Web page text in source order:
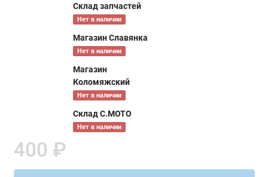
Склад запчастей
Нет в наличии
Магазин Славянка
Нет в наличии
Магазин
Коломяжский
Нет в наличии
Склад С.МОТО
Нет в наличии
400 ₽